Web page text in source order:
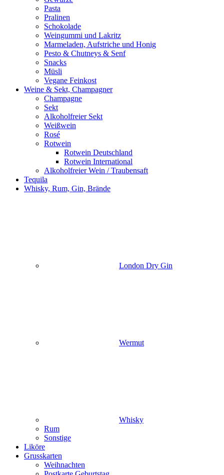
Pasta
Pralinen
Schokolade
Weingummi und Lakritz
Marmeladen, Aufstriche und Honig
Pesto & Chutneys & Senf
Snacks
Müsli
Vegane Feinkost
Weine & Sekt, Champagner
Champagne
Sekt
Alkoholfreier Sekt
Weißwein
Rosé
Rotwein
Rotwein Deutschland
Rotwein International
Alkoholfreier Wein / Traubensaft
Tequila
Whisky, Rum, Gin, Brände
London Dry Gin
Wermut
Whisky
Rum
Sonstige
Liköre
Grusskarten
Weihnachten